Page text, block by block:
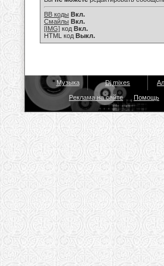
BB коды Вкл.
Смайлы Вкл.
[IMG] код Вкл.
HTML код Выкл.
Музыка Dj mixes
Реклама на сайте Помощь